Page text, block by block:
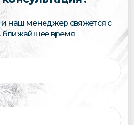
и наш менеджер свяжется с
ближайшее время